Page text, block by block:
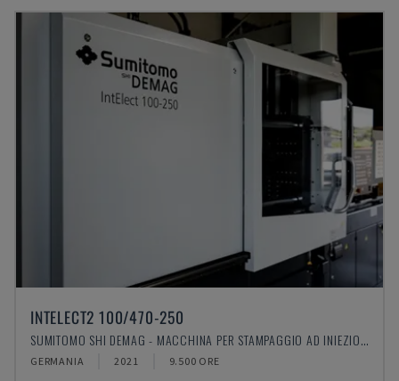
INTELECT2 100/470-250
SUMITOMO SHI DEMAG - MACCHINA PER STAMPAGGIO AD INIEZIONE ELETTRICA
GERMANIA 2021 9.500 ORE